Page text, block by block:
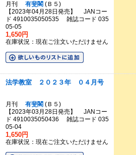
月刊 有斐閣 (Ｂ５)
【2023年04月28日発売】 JANコー
ド 4910035050535 雑誌コード 035
05-05
1,650円
在庫状況：現在ご注文いただけません
法学教室 ２０２３年 ０４月号
月刊 有斐閣 (Ｂ５)
【2023年03月28日発売】 JANコー
ド 4910035050436 雑誌コード 035
05-04
1,650円
在庫状況：現在ご注文いただけません